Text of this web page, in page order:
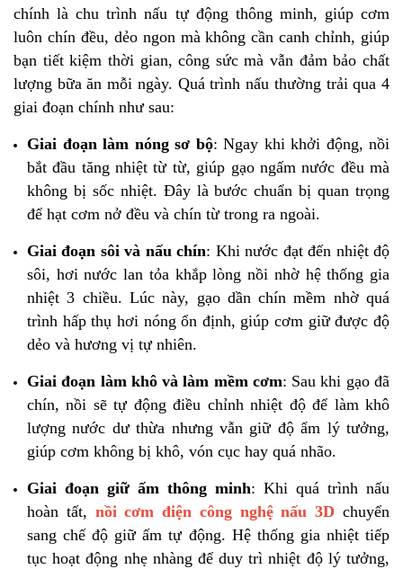
chính là chu trình nấu tự động thông minh, giúp cơm
luôn chín đều, dẻo ngon mà không cần canh chỉnh, giúp
bạn tiết kiệm thời gian, công sức mà vẫn đảm bảo chất
lượng bữa ăn mỗi ngày. Quá trình nấu thường trải qua 4
giai đoạn chính như sau:
Giai đoạn làm nóng sơ bộ: Ngay khi khởi động, nồi
bắt đầu tăng nhiệt từ từ, giúp gạo ngấm nước đều mà
không bị sốc nhiệt. Đây là bước chuẩn bị quan trọng
để hạt cơm nở đều và chín từ trong ra ngoài.
Giai đoạn sôi và nấu chín: Khi nước đạt đến nhiệt độ
sôi, hơi nước lan tỏa khắp lòng nồi nhờ hệ thống gia
nhiệt 3 chiều. Lúc này, gạo dần chín mềm nhờ quá
trình hấp thụ hơi nóng ổn định, giúp cơm giữ được độ
dẻo và hương vị tự nhiên.
Giai đoạn làm khô và làm mềm cơm: Sau khi gạo đã
chín, nồi sẽ tự động điều chỉnh nhiệt độ để làm khô
lượng nước dư thừa nhưng vẫn giữ độ ẩm lý tưởng,
giúp cơm không bị khô, vón cục hay quá nhão.
Giai đoạn giữ ấm thông minh: Khi quá trình nấu
hoàn tất, nồi cơm điện công nghệ nấu 3D chuyển
sang chế độ giữ ấm tự động. Hệ thống gia nhiệt tiếp
tục hoạt động nhẹ nhàng để duy trì nhiệt độ lý tưởng,